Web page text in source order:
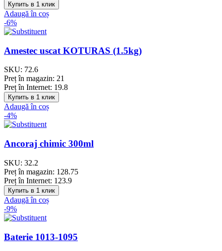
Купить в 1 клик
Adaugă în coș
-6%
Amestec uscat KOTURAS (1.5kg)
SKU: 72.6
Preț în magazin: 21
Preț în Internet: 19.8
Купить в 1 клик
Adaugă în coș
-4%
Ancoraj chimic 300ml
SKU: 32.2
Preț în magazin: 128.75
Preț în Internet: 123.9
Купить в 1 клик
Adaugă în coș
-9%
Baterie 1013-1095